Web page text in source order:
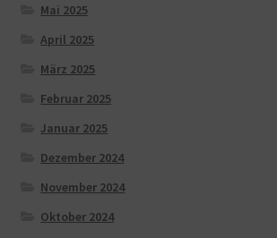
Mai 2025
April 2025
März 2025
Februar 2025
Januar 2025
Dezember 2024
November 2024
Oktober 2024